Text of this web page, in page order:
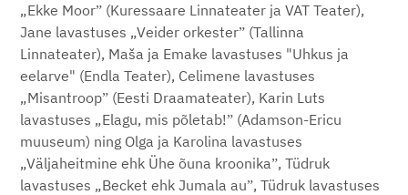
„Ekke Moorˮ (Kuressaare Linnateater ja VAT Teater),
Jane lavastuses „Veider orkesterˮ (Tallinna
Linnateater), Maša ja Emake lavastuses "Uhkus ja
eelarve" (Endla Teater), Celimene lavastuses
„Misantroopˮ (Eesti Draamateater), Karin Luts
lavastuses „Elagu, mis põletab!ˮ (Adamson-Ericu
muuseum) ning Olga ja Karolina lavastuses
„Väljaheitmine ehk Ühe õuna kroonikaˮ, Tüdruk
lavastuses „Becket ehk Jumala auˮ, Tüdruk lavastuses